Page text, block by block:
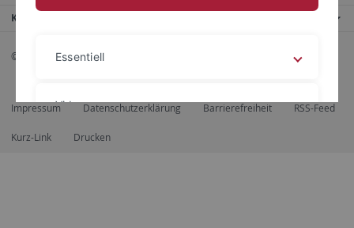
Kontaktinfo
© 2026 Eberhard Karls Universität Tübingen, Tübingen
Impressum Datenschutzerklärung Barrierefreiheit RSS-Feed
Kurz-Link Drucken
Essentiell
Videos